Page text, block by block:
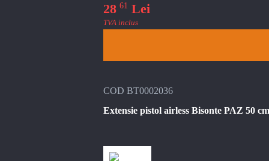
28 61 Lei
TVA inclus
COD BT0002036
Extensie pistol airless Bisonte PAZ 50